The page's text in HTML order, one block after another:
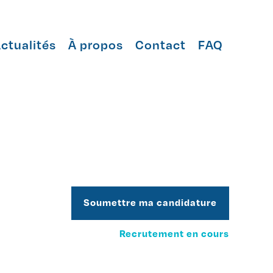
À propos Contact FAQ
Soumettre ma candidature
Recrutement en cours